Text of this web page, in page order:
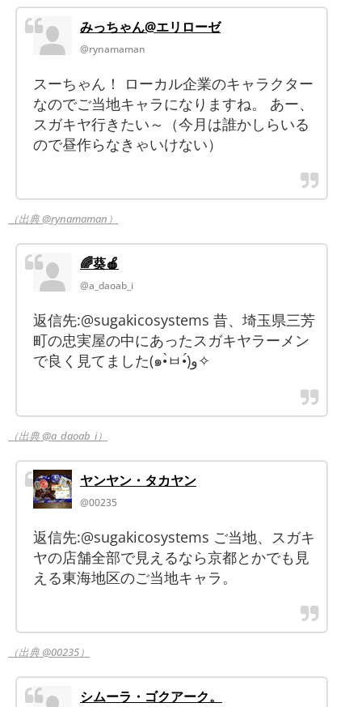
みっちゃん@エリローゼ
@rynamaman
スーちゃん！ ローカル企業のキャラクター
なのでご当地キャラになりますね。 あー、
スガキヤ行きたい～（今月は誰かしらいる
ので昼作らなきゃいけない）
（出典 @rynamaman）
🌈葵🍎
@a_daoab_i
返信先:@sugakicosystems 昔、埼玉県三芳
町の忠実屋の中にあったスガキヤラーメン
で良く見てました(๑•̀ㅂ•́)و✧
（出典 @a_daoab_i）
ヤンヤン・タカヤン
@00235
返信先:@sugakicosystems ご当地、スガキ
ヤの店舗全部で見えるなら京都とかでも見
える東海地区のご当地キャラ。
（出典 @00235）
シムーラ・ゴクアーク。